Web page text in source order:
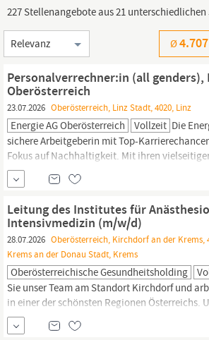
227 Stellenangebote aus 21
Sortierung
Ø4.707
Personalverrechner:in (all genders),
Oberösterreich
23.07.2026 Oberösterreich, Linz Stadt, 4020, Linz
Energie AG Oberösterreich Vollzeit Die
sichere Arbeitgeberin mit Top-
Fokus auf Nachhaltigkeit. Mit ihren
von Energie bis Entsorgung – bietet sie ein
Arbeitsumfeld. Für unserTochterunternehmen
Leitung des Institutes für
Intensivmedizin (m/w/d)
28.07.2026 Oberösterreich, Kirchdorf an der Krems,
Krems an der Donau Stadt, Krems
Oberösterreichische Gesundheitsholding
Sie unser Team am Standort Kirchdorf und
in einer der schönsten Regionen Österreichs.
Führung eines hochmotivierten, fachlich
Attraktiver, modern ausgestatteter